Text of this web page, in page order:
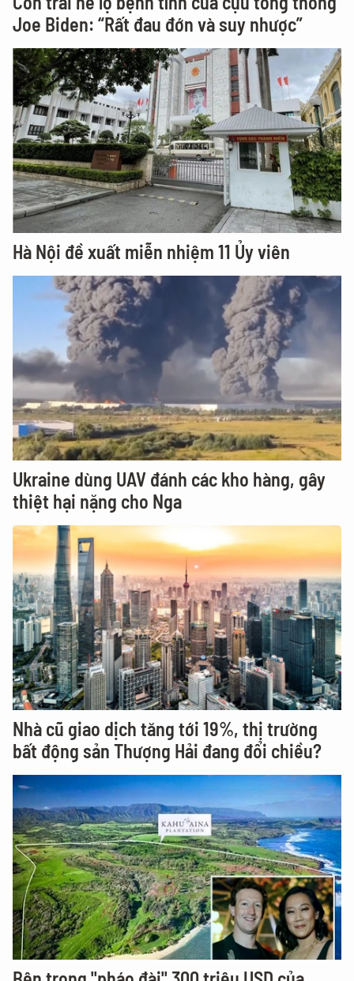
Joe Biden: “Rất đau đớn và suy nhược”
Hà Nội đề xuất miễn nhiệm 11 Ủy viên
Ukraine dùng UAV đánh các kho hàng, gây
thiệt hại nặng cho Nga
Nhà cũ giao dịch tăng tới 19%, thị trường
bất động sản Thượng Hải đang đổi chiều?